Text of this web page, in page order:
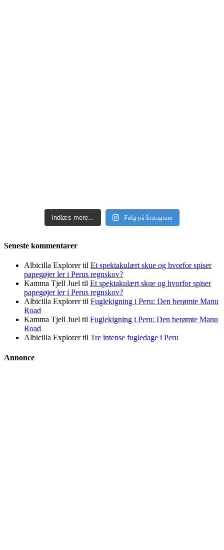
Indlæs mere... Følg på Instagram
Seneste kommentarer
Albicilla Explorertil Et spektakulært skue og hvorfor spiser
papegøjer ler i Perus regnskov?
Kamma Tjell Juel til Et spektakulært skue og hvorfor spiser
papegøjer ler i Perus regnskov?
Albicilla Explorertil Fuglekigning i Peru: Den berømte Manu
Road
Kamma Tjell Juel til Fuglekigning i Peru: Den berømte Manu
Road
Albicilla Explorertil Tre intense fugledage i Peru
Annonce